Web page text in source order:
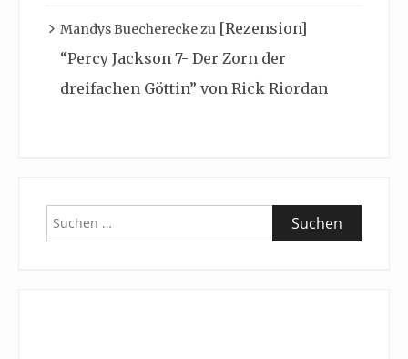
Mandys Buechereckezu [Rezension]
“Percy Jackson 7- Der Zorn der
dreifachen Göttin” von Rick Riordan
Suchen
nach: